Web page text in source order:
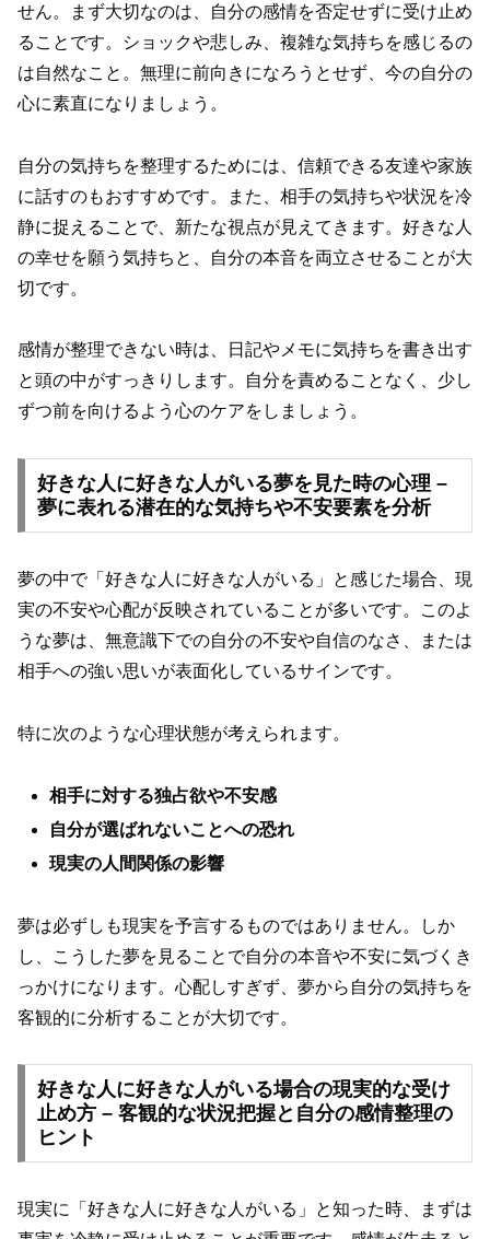
せん。まず大切なのは、自分の感情を否定せずに受け止め
ることです。ショックや悲しみ、複雑な気持ちを感じるの
は自然なこと。無理に前向きになろうとせず、今の自分の
心に素直になりましょう。
自分の気持ちを整理するためには、信頼できる友達や家族
に話すのもおすすめです。また、相手の気持ちや状況を冷
静に捉えることで、新たな視点が見えてきます。好きな人
の幸せを願う気持ちと、自分の本音を両立させることが大
切です。
感情が整理できない時は、日記やメモに気持ちを書き出す
と頭の中がすっきりします。自分を責めることなく、少し
ずつ前を向けるよう心のケアをしましょう。
好きな人に好きな人がいる夢を見た時の心理 –
夢に表れる潜在的な気持ちや不安要素を分析
夢の中で「好きな人に好きな人がいる」と感じた場合、現
実の不安や心配が反映されていることが多いです。このよ
うな夢は、無意識下での自分の不安や自信のなさ、または
相手への強い思いが表面化しているサインです。
特に次のような心理状態が考えられます。
相手に対する独占欲や不安感
自分が選ばれないことへの恐れ
現実の人間関係の影響
夢は必ずしも現実を予言するものではありません。しか
し、こうした夢を見ることで自分の本音や不安に気づくき
っかけになります。心配しすぎず、夢から自分の気持ちを
客観的に分析することが大切です。
好きな人に好きな人がいる場合の現実的な受け
止め方 – 客観的な状況把握と自分の感情整理の
ヒント
現実に「好きな人に好きな人がいる」と知った時、まずは